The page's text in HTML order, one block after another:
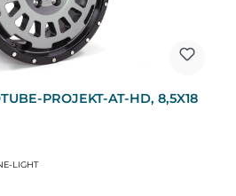
PROJEKT-AT-HD, 8,5X18
LIGHT